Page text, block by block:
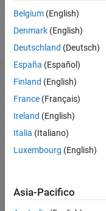
Follow
Dashboard
M…
Belgium (English)
Denmark (English)
Deutschland (Deutsch)
España (Español)
Finland (English)
France (Français)
Ireland (English)
Italia (Italiano)
Luxembourg (English)
Asia-Pacifico